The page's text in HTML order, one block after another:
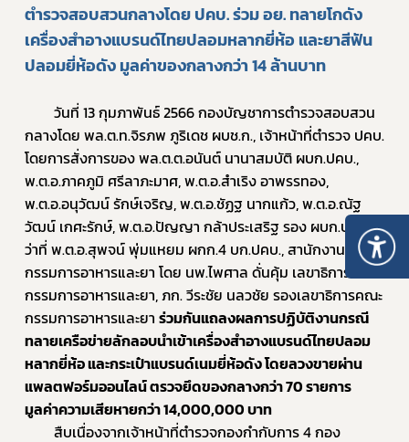
ตำรวจสอบสวนกลางโดย ปคบ. ร่วม อย. ทลายโกดัง
เครื่องสำอางแบรนด์ไทยปลอมหลากยี่ห้อ และยาสีฟัน
ปลอมยี่ห้อดัง มูลค่าของกลางกว่า 14 ล้านบาท
กลางโดย พล.ต.ท.จิรภพ ภูริเดช ผบช.ก., เจ้าหน้าที่ตำรวจ ปคบ.
โดยการสั่งการของ พล.ต.ต.อนันต์ นานาสมบัติ ผบก.ปคบ.,
พ.ต.อ.ภาคภูมิ ศรีลาภะมาศ, พ.ต.อ.สำเริง อาพรรทอง,
พ.ต.อ.อนุวัฒน์ รักษ์เจริญ, พ.ต.อ.ชัฏฐ นากแก้ว, พ.ต.อ.ณัฐ
วัฒน์ เกศะรักษ์, พ.ต.อ.ปัญญา กล้าประเสริฐ รอง ผบก.ปคบ.,
ว่าที่ พ.ต.อ.สุพจน์ พุ่มแหยม ผกก.4 บก.ปคบ., สานักงานคณะ
กรรมการอาหารและยา โดย นพ.ไพศาล ดั่นคุ้ม เลขาธิการคณะ
กรรมการอาหารและยา, ภก. วีระชัย นลวชัย รองเลขาธิการคณะ
กรรมการอาหารและยา ร่วมกันแถลงผลการปฏิบัติงานกรณี
ทลายเครือข่ายลักลอบนำเข้าเครื่องสำอางแบรนด์ไทยปลอม
หลากยี่ห้อ และกระเป๋าแบรนด์เนมยี่ห้อดัง โดยลวงขายผ่าน
แพลตฟอร์มออนไลน์ ตรวจยึดของกลางกว่า 70 รายการ
มูลค่าความเสียหายกว่า 14,000,000 บาท